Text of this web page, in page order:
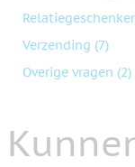
Verzending (7)
Overige vragen (2)